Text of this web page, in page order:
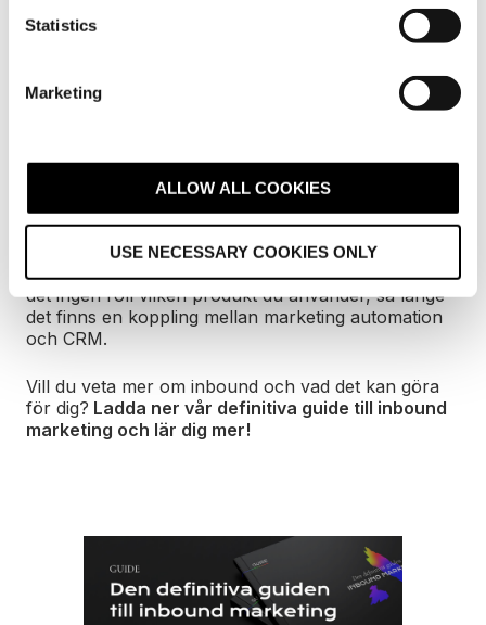
Statistics
Marketing
ALLOW ALL COOKIES
USE NECESSARY COOKIES ONLY
marketing automation, men där spelar det ingen roll
vilka system du använder.
Inbound marketing fungerar bäst på komplexa
affärer, ROI:n i metoden beror på din försäljning
som företag men du kan förvänta dig bra ROI. Våra
insatser börjar med att aligna sälj och marknad och
kostar 160 000 SEK för en etablering, och sedan
minst 50 000 SEK i månaden. Systemmässigt spelar
det ingen roll vilken produkt du använder, så länge
det finns en koppling mellan marketing automation
och CRM.
Vill du veta mer om inbound och vad det kan göra
för dig? Ladda ner vår definitiva guide till inbound
marketing och lär dig mer!